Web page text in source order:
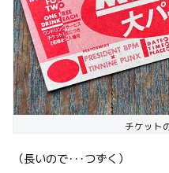
チケット
（長いので･･･つずく）